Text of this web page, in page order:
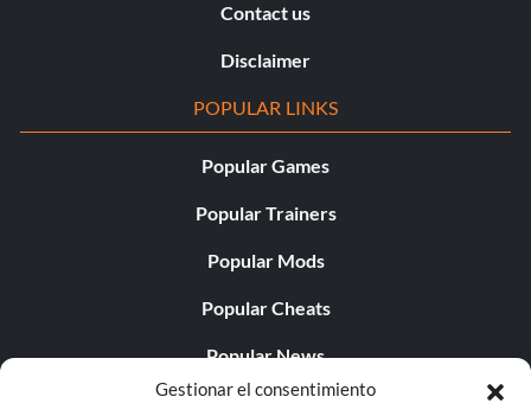
Gestionar el consentimiento
Contact us
Disclaimer
POPULAR LINKS
Popular Games
Popular Trainers
Popular Mods
Popular Cheats
Popular News
Popular Editorials